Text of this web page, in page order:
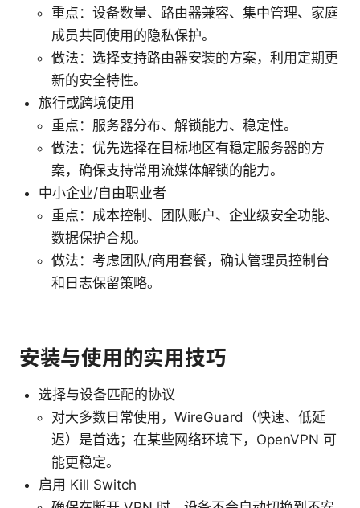
重点：设备数量、路由器兼容、集中管理、家庭
成员共同使用的隐私保护。
做法：选择支持路由器安装的方案，利用定期更
新的安全特性。
旅行或跨境使用
重点：服务器分布、解锁能力、稳定性。
做法：优先选择在目标地区有稳定服务器的方
案，确保支持常用流媒体解锁的能力。
中小企业/自由职业者
重点：成本控制、团队账户、企业级安全功能、
数据保护合规。
做法：考虑团队/商用套餐，确认管理员控制台
和日志保留策略。
安装与使用的实用技巧
选择与设备匹配的协议
对大多数日常使用，WireGuard（快速、低延
迟）是首选；在某些网络环境下，OpenVPN 可
能更稳定。
启用 Kill Switch